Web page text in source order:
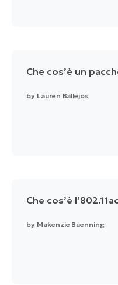
Che cos’è un
by Lauren Ballejos
Che cos’è
by Makenzie Buenning